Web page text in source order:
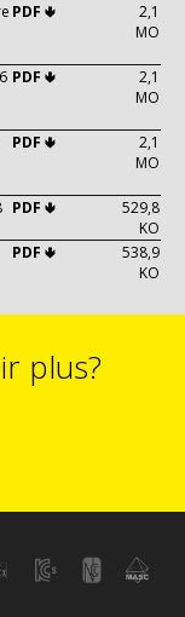
PDF 🢃
2,1
MO
PDF 🢃
2,1
MO
PDF 🢃
2,1
MO
PDF 🢃
529,8
KO
PDF 🢃
538,9
KO
plus?